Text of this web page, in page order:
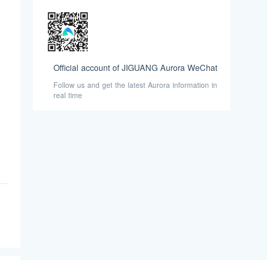
Official account of JIGUANG Aurora WeChat
Follow us and get the latest Aurora information in
real time